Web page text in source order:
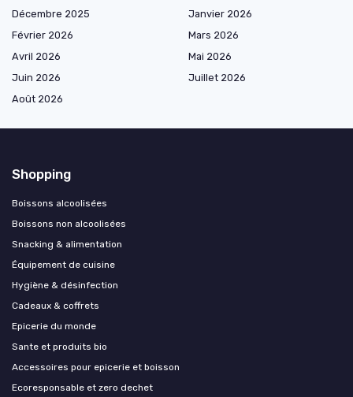
Décembre 2025
Janvier 2026
Février 2026
Mars 2026
Avril 2026
Mai 2026
Juin 2026
Juillet 2026
Août 2026
Shopping
Boissons alcoolisées
Boissons non alcoolisées
Snacking & alimentation
Équipement de cuisine
Hygiène & désinfection
Cadeaux & coffrets
Epicerie du monde
Sante et produits bio
Accessoires pour epicerie et boisson
Ecoresponsable et zero dechet